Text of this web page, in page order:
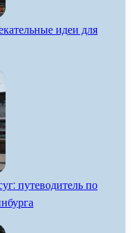
идеи для
путеводитель по